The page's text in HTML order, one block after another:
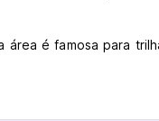
é famosa para